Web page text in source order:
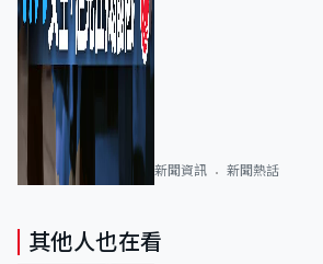
新聞資訊 新聞熱話
其他人也在看